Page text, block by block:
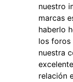
nuestro
marcas
haberlo
los foros
nuestra
relación